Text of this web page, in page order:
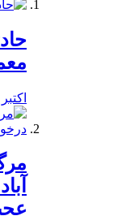
اکتبر 22, 2019